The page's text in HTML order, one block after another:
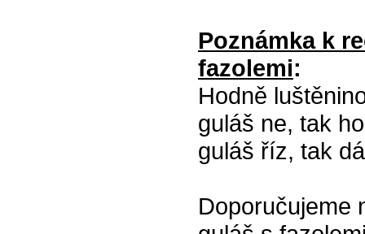
Poznámka k
fazolemi:
Hodně
guláš ne, tak
guláš říz, tak
Doporučujeme